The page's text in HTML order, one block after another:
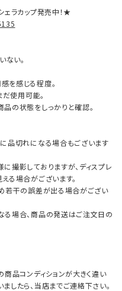
ェラカップ発売中！★
ない。
を感じる程度。
だ使用可能。
品の状態をしっかりと確認。
品切れになる場合もございます
撮影しておりますが、ディスプレ
る場合がございます。
若干の誤差が出る場合がござい
場合、商品の発送はご注文日の
品コンディションが大きく違い
したら、当店までご連絡下さい。